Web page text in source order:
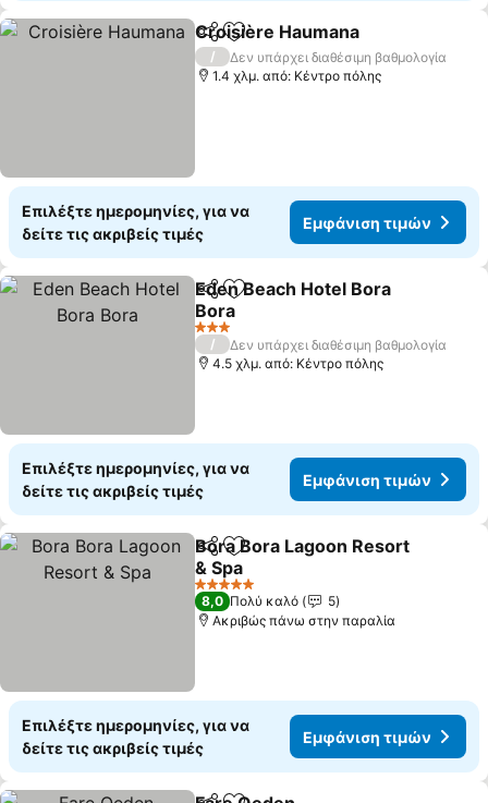
Κοινοποίηση
Προσθήκη στα αγαπημένα
Croisière Haumana
/
Δεν υπάρχει διαθέσιμη βαθμολογία
1.4 χλμ. από: Κέντρο πόλης
Επιλέξτε ημερομηνίες, για να
δείτε τις ακριβείς τιμές
Εμφάνιση τιμών
Κοινοποίηση
Προσθήκη στα αγαπημένα
Eden Beach Hotel Bora
Bora
Εμφάνιση τιμών
3 Αστέρια
/
Δεν υπάρχει διαθέσιμη βαθμολογία
4.5 χλμ. από: Κέντρο πόλης
Επιλέξτε ημερομηνίες, για να
δείτε τις ακριβείς τιμές
Εμφάνιση τιμών
Κοινοποίηση
Προσθήκη στα αγαπημένα
Bora Bora Lagoon Resort
& Spa
Εμφάνιση τιμών
5 Αστέρια
8,0 Πολύ καλό
5
Ακριβώς πάνω στην παραλία
Επιλέξτε ημερομηνίες, για να
δείτε τις ακριβείς τιμές
Εμφάνιση τιμών